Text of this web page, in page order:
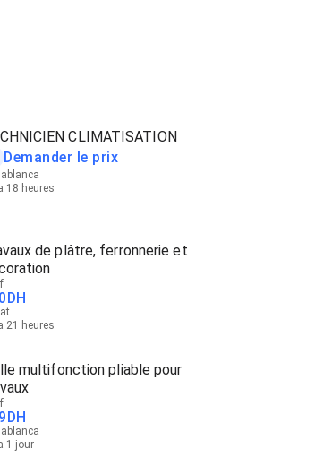
CLIMATISATION
Demander le prix
18 heures
de plâtre, ferronnerie et
DH
21 heures
multifonction pliable pour
DH
1 jour